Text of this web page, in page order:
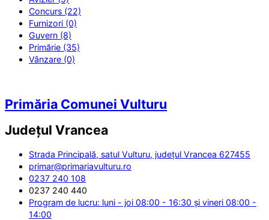
Concurs (22)
Furnizori (0)
Guvern (8)
Primărie (35)
Vânzare (0)
Primăria Comunei Vulturu
Județul Vrancea
Strada Principală, satul Vulturu, județul Vrancea 627455
primar@primariavulturu.ro
0237 240 108
0237 240 440
Program de lucru: luni - joi 08:00 - 16:30 și vineri 08:00 -
14:00